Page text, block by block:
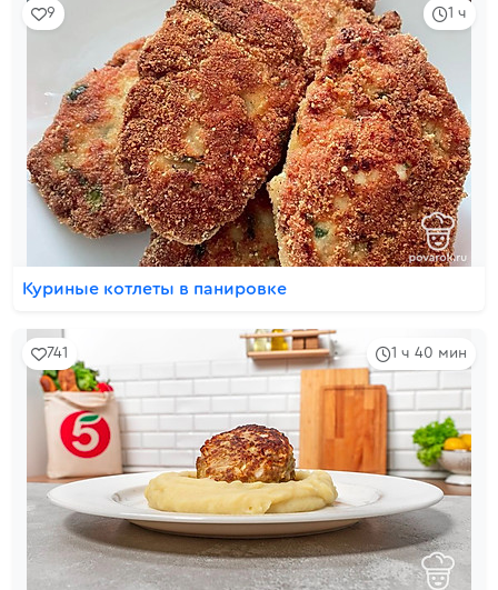
1 ч
9
Куриные котлеты в панировке
1 ч 40 мин
741